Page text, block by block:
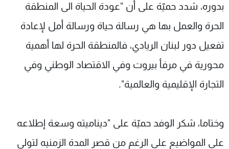
بدوره، شدد حميّة على أن "عودة الحياة الى المنطقة
الحرة والعمل بها هي رسالة حياة ورسالة أمل لإعادة
تفعيل دور لبنان الريادي، فالمنطقة الحرة لها أهمية
محورية في مرفأ بيروت وفي الاقتصاد الوطني وفي
التجارة الإقليمية والعالمية".
وختاما، شكر الوفد حميّة على "ديناميته وسعة إطلاعه
على المواضيع على الرغم من قصر المدة الزمنيه لتولي